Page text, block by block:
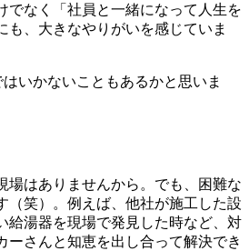
でなく「社員と一緒になって人生を
も、大きなやりがいを感じていま
いかないこともあるかと思いま
場はありませんから。でも、困難な
（笑）。例えば、他社が施工した設
給湯器を現場で発見した時など、対
ーさんと知恵を出し合って解決でき